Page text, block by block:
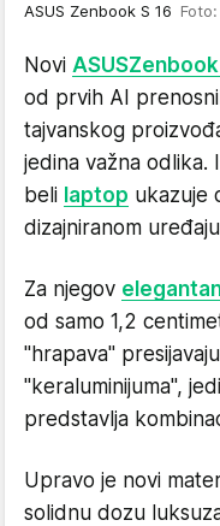
ASUS Zenbook S 16
Novi ASUS
od prvih AI
tajvanskog
jedina važna odlika.
beli laptop ukazuje
dizajniranom
Za njegov
od samo 1,2
"hrapava"
"keraluminijuma",
predstavlja
Upravo je novi
solidnu dozu